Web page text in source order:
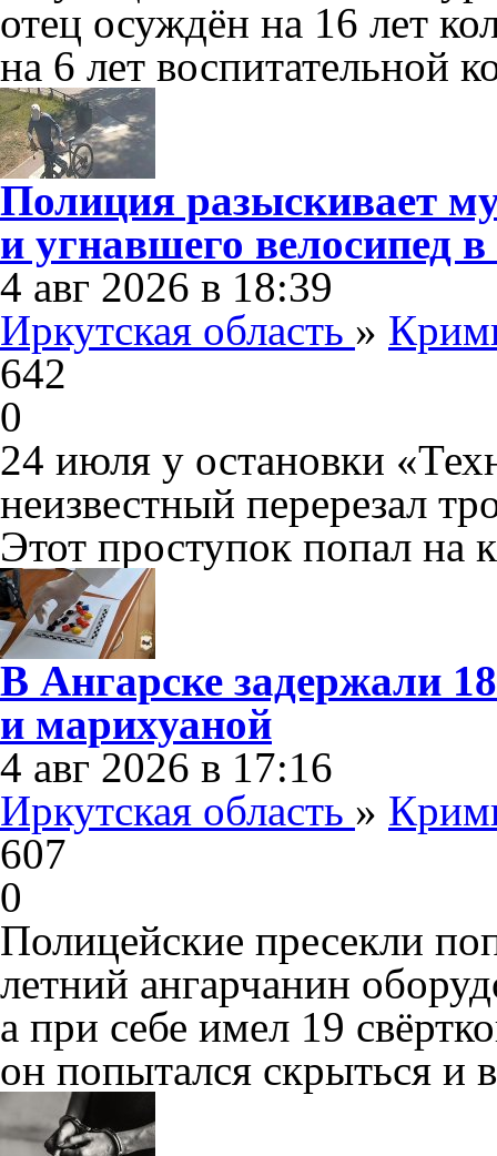
отец осуждён на 16 лет
на 6 лет воспитательной
Полиция разыскивает
и угнавшего велосипед
4 авг 2026 в 18:39
Иркутская область »
642
0
24 июля у остановки
неизвестный перерезал
Этот проступок попал на
В Ангарске задержали
и марихуаной
4 авг 2026 в 17:16
Иркутская область »
607
0
Полицейские пресекли
летний ангарчанин
а при себе имел 19
он попытался скрыться и